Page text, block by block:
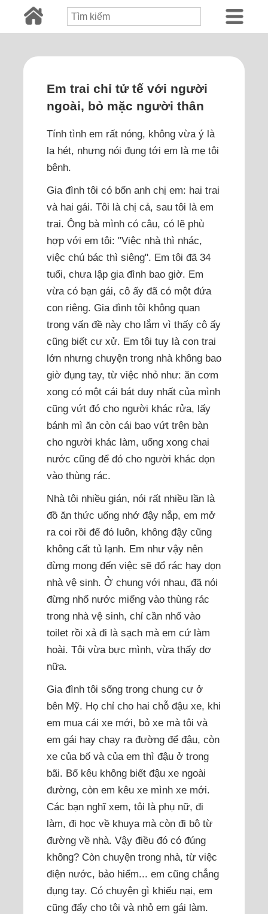
Em trai chỉ tử tế với người
ngoài, bỏ mặc người thân
Tính tình em rất nóng, không vừa ý là
la hét, nhưng nói đụng tới em là mẹ tôi
bênh.
Gia đình tôi có bốn anh chị em: hai trai
và hai gái. Tôi là chị cả, sau tôi là em
trai. Ông bà mình có câu, có lẽ phù
hợp với em tôi: "Việc nhà thì nhác,
việc chú bác thì siêng". Em tôi đã 34
tuổi, chưa lập gia đình bao giờ. Em
vừa có bạn gái, cô ấy đã có một đứa
con riêng. Gia đình tôi không quan
trọng vấn đề này cho lắm vì thấy cô ấy
cũng biết cư xử. Em tôi tuy là con trai
lớn nhưng chuyện trong nhà không bao
giờ đụng tay, từ việc nhỏ như: ăn cơm
xong có một cái bát duy nhất của mình
cũng vứt đó cho người khác rửa, lấy
bánh mì ăn còn cái bao vứt trên bàn
cho người khác làm, uống xong chai
nước cũng để đó cho người khác dọn
vào thùng rác.
Nhà tôi nhiều gián, nói rất nhiều lần là
đồ ăn thức uống nhớ đậy nắp, em mở
ra coi rồi để đó luôn, không đậy cũng
không cất tủ lạnh. Em như vậy nên
đừng mong đến việc sẽ đổ rác hay dọn
nhà vệ sinh. Ở chung với nhau, đã nói
đừng nhổ nước miếng vào thùng rác
trong nhà vệ sinh, chỉ cần nhổ vào
toilet rồi xả đi là sạch mà em cứ làm
hoài. Tôi vừa bực mình, vừa thấy dơ
nữa.
Gia đình tôi sống trong chung cư ở
bên Mỹ. Họ chỉ cho hai chỗ đậu xe, khi
em mua cái xe mới, bỏ xe mà tôi và
em gái hay chạy ra đường để đậu, còn
xe của bố và của em thì đậu ở trong
bãi. Bố kêu không biết đậu xe ngoài
đường, còn em kêu xe mình xe mới.
Các bạn nghĩ xem, tôi là phụ nữ, đi
làm, đi học về khuya mà còn đi bộ từ
đường về nhà. Vậy điều đó có đúng
không? Còn chuyện trong nhà, từ việc
điện nước, bảo hiểm... em cũng chẳng
đụng tay. Có chuyện gì khiếu nại, em
cũng đẩy cho tôi và nhỏ em gái làm.